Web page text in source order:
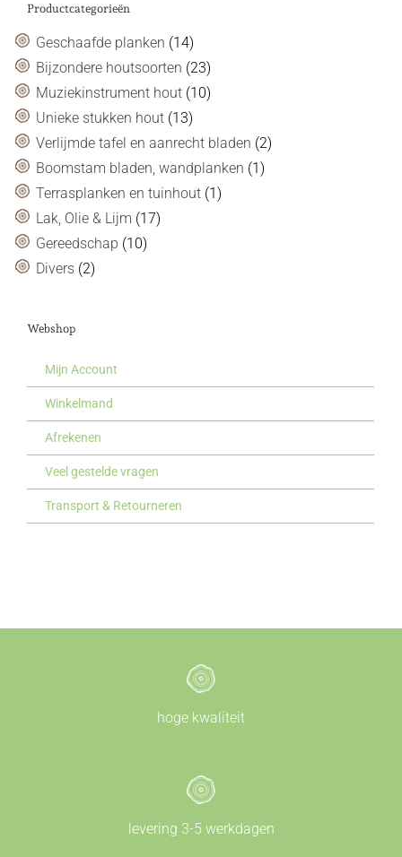
Productcategorieën
Geschaafde planken (14)
Bijzondere houtsoorten (23)
Muziekinstrument hout (10)
Unieke stukken hout (13)
Verlijmde tafel en aanrecht bladen (2)
Boomstam bladen, wandplanken (1)
Terrasplanken en tuinhout (1)
Lak, Olie & Lijm (17)
Gereedschap (10)
Divers (2)
Webshop
Mijn Account
Winkelmand
Afrekenen
Veel gestelde vragen
Transport & Retourneren
hoge kwaliteit
levering 3-5 werkdagen